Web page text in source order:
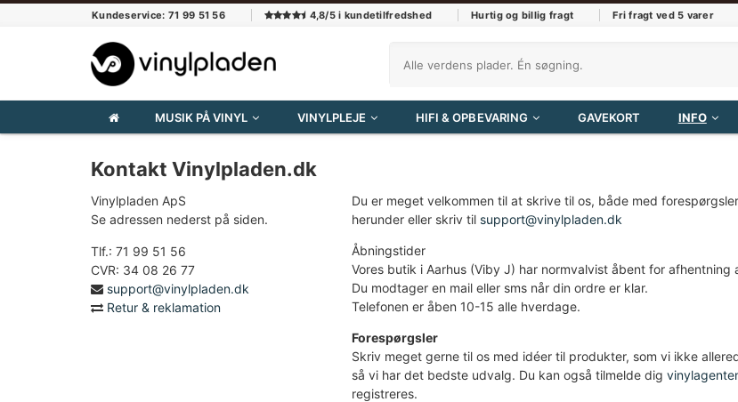
Kundeservice: 71 99 51 56 4,8/5 i kundetilfredshed Hurtig og billig fragt Fri fragt ved 5 varer
MUSIK PÅ VINYL VINYLPLEJE HIFI & OPBEVARING GAVEKORT INFO
Kontakt Vinylpladen.dk
Vinylpladen ApS
Se adressen nederst på siden.
Tlf.: 71 99 51 56
CVR: 34 08 26 77
support@vinylpladen.dk
Retur & reklamation
Du er meget velkommen til at skrive til os, både med
herunder eller skriv til support@vinylpladen.dk
Åbningstider
Vores butik i Aarhus (Viby J) har normvalvist åbent for
Du modtager en mail eller sms når din ordre er klar.
Telefonen er åben 10-15 alle hverdage.
Forespørgsler
Skriv meget gerne til os med idéer til produkter, som vi ikke
så vi har det bedste udvalg. Du kan også tilmelde dig
registreres.